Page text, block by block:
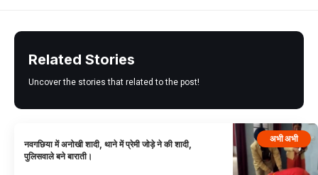
Related Stories
Uncover the stories that related to the post!
अभी अभी
नवगछिया में अनोखी शादी, थाने में प्रेमी जोड़े ने की शादी,
पुलिसवाले बने बाराती।